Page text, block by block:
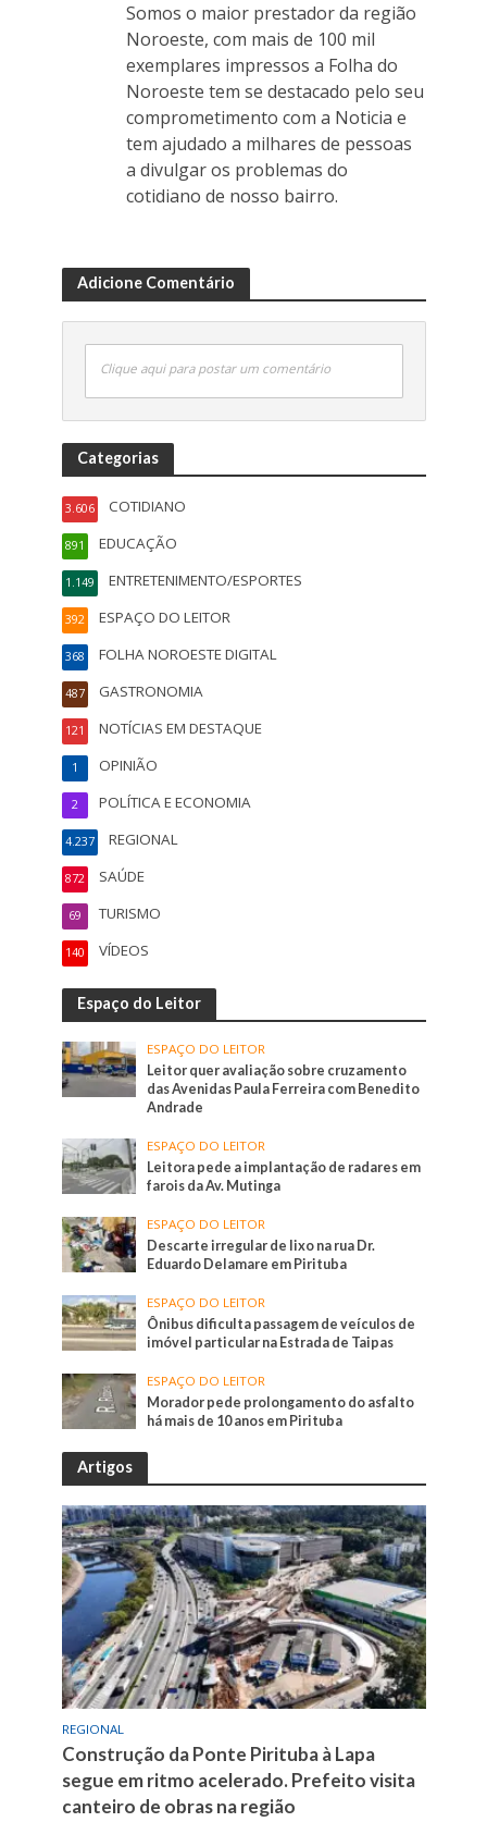
Somos o maior prestador da região
Noroeste, com mais de 100 mil
exemplares impressos a Folha do
Noroeste tem se destacado pelo seu
comprometimento com a Noticia e
tem ajudado a milhares de pessoas
a divulgar os problemas do
cotidiano de nosso bairro.
Adicione Comentário
Clique aqui para postar um comentário
Categorias
COTIDIANO
3.606
EDUCAÇÃO
891
ENTRETENIMENTO/ESPORTES
1.149
ESPAÇO DO LEITOR
392
FOLHA NOROESTE DIGITAL
368
GASTRONOMIA
487
NOTÍCIAS EM DESTAQUE
121
OPINIÃO
1
POLÍTICA E ECONOMIA
2
REGIONAL
4.237
SAÚDE
872
TURISMO
69
VÍDEOS
140
Espaço do Leitor
ESPAÇO DO LEITOR
Leitor quer avaliação sobre cruzamento
das Avenidas Paula Ferreira com Benedito
Andrade
ESPAÇO DO LEITOR
Leitora pede a implantação de radares em
farois da Av. Mutinga
ESPAÇO DO LEITOR
Descarte irregular de lixo na rua Dr.
Eduardo Delamare em Pirituba
ESPAÇO DO LEITOR
Ônibus dificulta passagem de veículos de
imóvel particular na Estrada de Taipas
ESPAÇO DO LEITOR
Morador pede prolongamento do asfalto
há mais de 10 anos em Pirituba
Artigos
REGIONAL
Construção da Ponte Pirituba à Lapa
segue em ritmo acelerado. Prefeito visita
canteiro de obras na região